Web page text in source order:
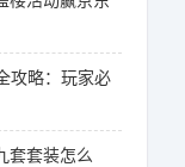
攻略：玩家必
套套装怎么